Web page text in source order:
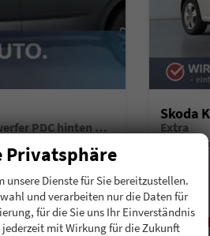
Essence Voll-LED-Scheinwerfer PDC hinten Klima
Schalt. 5-Gang
70 kW (95 PS)
Details
Skoda
Extra
Fahrzeugnummer
Kraftstoff Benzin
Privatsphäre
unsere Dienste für Sie bereitzustellen.
und verarbeiten nur die Daten für
für die Sie uns Ihr Einverständnis
mit Wirkung für die Zukunft